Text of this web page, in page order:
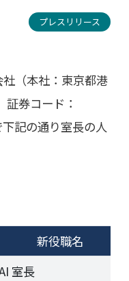
プレスリリース
（本社：東京都港
券コード：
記の通り室長の人
新役職名
室長